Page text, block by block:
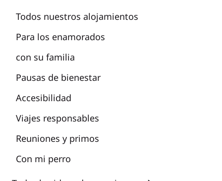
Todos nuestros alojamientos
Para los enamorados
con su familia
Pausas de bienestar
Accesibilidad
Viajes responsables
Reuniones y primos
Con mi perro